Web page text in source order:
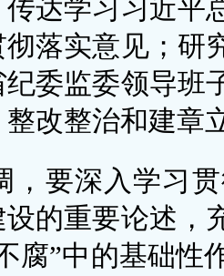
达学习习近平
落实意见；研
委监委领导班
改整治和建章
，要深入学习
设的重要论述，
腐”中的基础性